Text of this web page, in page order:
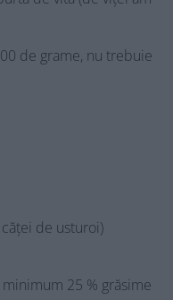
de grame, nu trebuie
de usturoi)
25 % grăsime